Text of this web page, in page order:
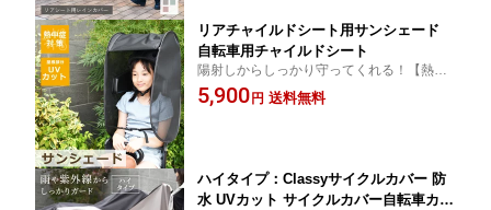
リアチャイルドシート用サンシェード
自転車用チャイルドシート
陽射しからしっかり守ってくれる！【熱中
症対策】 日よけ サンシェード 自転車
日よけ 自転車用サンシェード チャイル
5,900 円 送料無料
ハイタイプ：Classyサイクルカバー 防
水 UVカット サイクルカバー自転車カバ